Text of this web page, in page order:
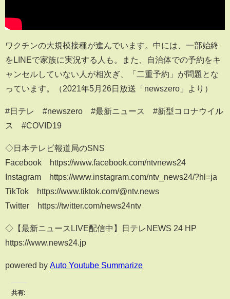
ワクチンの大規模接種が進んでいます。中には、一部始終
をLINEで家族に実況する人も。また、自治体での予約をキ
ャンセルしていない人が相次ぎ、「二重予約」が問題とな
っています。（2021年5月26日放送「newszero」より）
#日テレ ​​#newszero #最新ニュース​​ #新型コロナウイル
ス​​ #COVID19​​
◇日本テレビ報道局のSNS
Facebook https://www.facebook.com/ntvnews24
Instagram https://www.instagram.com/ntv_news24/?hl=ja
TikTok https://www.tiktok.com/@ntv.news
Twitter https://twitter.com/news24ntv
◇【最新ニュースLIVE配信中】日テレNEWS 24 HP
https://www.news24.jp
powered by Auto Youtube Summarize
共有: